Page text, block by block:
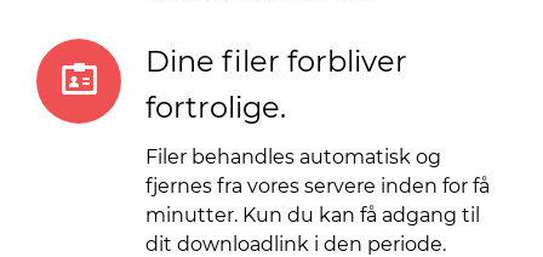
Dine filer forbliver
fortrolige.
Filer behandles automatisk og
fjernes fra vores servere inden for få
minutter. Kun du kan få adgang til
dit downloadlink i den periode.